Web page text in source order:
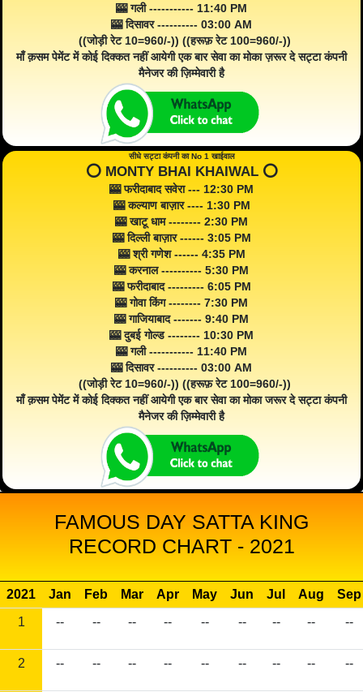
🎰 गली ----------- 11:40 PM
🎰 दिसावर ---------- 03:00 AM
((जोड़ी रेट 10=960/-)) ((हरूफ़ रेट 100=960/-))
माँ क़सम पेमेंट में कोई दिक्कत नहीं आयेगी एक बार सेवा का मोका ज़रूर दे सट्टा कंपनी
मैनेजर की ज़िम्मेवारी है
सीधे सट्टा कंपनी का No 1 खाईवाल
⭕️ MONTY BHAI KHAIWAL ⭕️
🎰 फरीदाबाद सवेरा --- 12:30 PM
🎰 कल्याण बाज़ार ---- 1:30 PM
🎰 खाटू धाम -------- 2:30 PM
🎰 दिल्ली बाज़ार ------ 3:05 PM
🎰 श्री गणेश ------ 4:35 PM
🎰 करनाल ---------- 5:30 PM
🎰 फरीदाबाद --------- 6:05 PM
🎰 गोवा किंग -------- 7:30 PM
🎰 गाजियाबाद ------- 9:40 PM
🎰 दुबई गोल्ड -------- 10:30 PM
🎰 गली ----------- 11:40 PM
🎰 दिसावर ---------- 03:00 AM
((जोड़ी रेट 10=960/-)) ((हरूफ़ रेट 100=960/-))
माँ क़सम पेमेंट में कोई दिक्कत नहीं आयेगी एक बार सेवा का मोका जरूर दे सट्टा कंपनी
मैनेजर की ज़िम्मेवारी है
FAMOUS DAY SATTA KING
RECORD CHART - 2021
2021 Jan Feb Mar Apr May Jun Jul Aug
Sep
1
-- -- -- -- -- -- -- -- --
2 -- -- -- -- -- -- -- -- --